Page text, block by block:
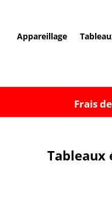
Appareillage
Frais
Tableaux